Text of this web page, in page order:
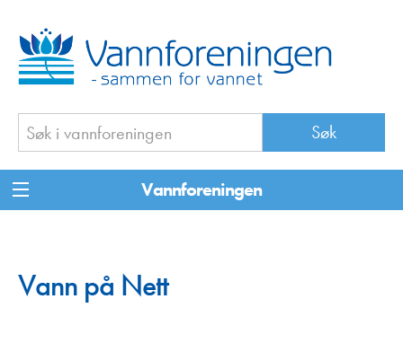
Vannforeningen
Vann på Nett